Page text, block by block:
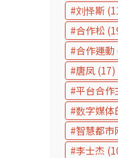
刘怿斯
合作松
合作運動
唐凤 (17)
平台合作
数字媒体
智慧都市
李士杰